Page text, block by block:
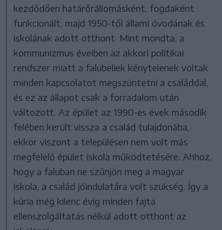
kezdődően határőrállomásként, fogdaként
funkcionált, majd 1950-től állami óvodának és
iskolának adott otthont. Mint mondta, a
kommunizmus éveiben az akkori politikai
rendszer miatt a falubeliek kénytelenek voltak
minden kapcsolatot megszüntetni a családdal,
és ez az állapot csak a forradalom után
változott. Az épület az 1990-es évek második
felében került vissza a család tulajdonába,
ekkor viszont a településen nem volt más
megfelelő épület iskola működtetésére. Ahhoz,
hogy a faluban ne szűnjön meg a magyar
iskola, a család jóindulatára volt szükség. Így a
kúria még kilenc évig minden fajta
ellenszolgáltatás nélkül adott otthont az